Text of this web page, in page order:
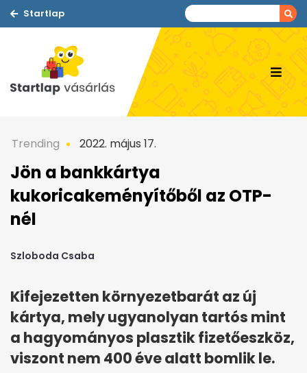
Startlap
Trending 2022. május 17.
Jön a bankkártya
kukoricakeményítőből az OTP-
nél
Szloboda Csaba
Kifejezetten környezetbarát az új
kártya, mely ugyanolyan tartós mint
a hagyományos plasztik fizetőeszköz,
viszont nem 400 éve alatt bomlik le.